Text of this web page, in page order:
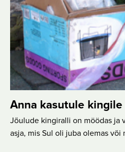
Anna kasutule kingile
Jõulude kingiralli on möödas ja
asja, mis Sul oli juba olemas või